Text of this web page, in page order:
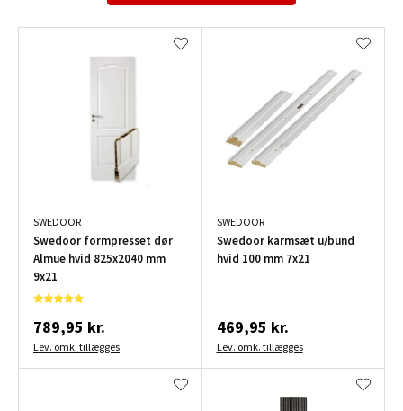
SWEDOOR
Swedoor formpresset dør
Almue hvid 825x2040 mm
9x21
789,95 kr.
Lev. omk. tillægges
SWEDOOR
Swedoor karmsæt u/bund
hvid 100 mm 7x21
469,95 kr.
Lev. omk. tillægges